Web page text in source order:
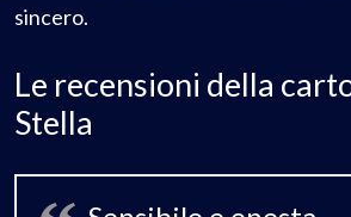
sincero.
Le recensioni della
Stella